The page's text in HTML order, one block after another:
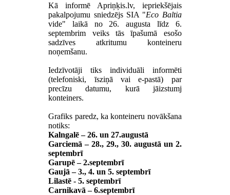
Kā informē Apriņķis.lv, iepriekšējais
pakalpojumu sniedzējs SIA "Eco Baltia
vide" laikā no 26. augusta līdz 6.
septembrim veiks tās īpašumā esošo
sadzīves atkritumu konteineru
noņemšanu.
Iedzīvotāji tiks individuāli informēti
(telefoniski, īsziņā vai e-pastā) par
precīzu datumu, kurā jāizstumj
konteiners.
Grafiks paredz, ka konteineru novākšana
notiks:
Kalngalē – 26. un 27.augustā
Garciemā – 28., 29., 30. augustā un 2.
septembrī
Garupē – 2.septembrī
Gaujā – 3., 4. un 5. septembrī
Lilastē - 5. septembrī
Carnikavā – 6.septembrī